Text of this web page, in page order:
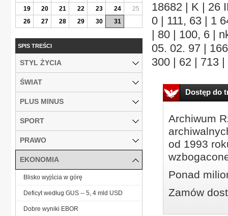
18682 | K | 26
0 | 111, 63 | 1
| 80 | 100, 6 |
05. 02. 97 |
300 | 62 | 713
Dostęp do
Archiwum
od 1993
Ponad
Zamów
19
20 21 22 23 24
25
26
27 28 29 30 31
SPIS TREŚCI
STYL ŻYCIA
ŚWIAT
PLUS MINUS
SPORT
PRAWO
EKONOMIA
Blisko wyjścia w górę
Deficyt według GUS -- 5, 4 mld USD
Dobre wyniki EBOR